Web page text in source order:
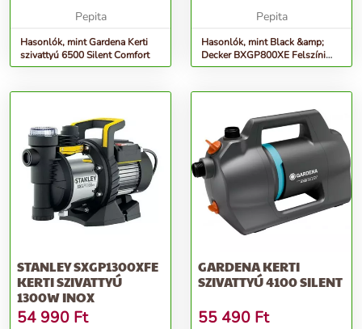
Pepita
Hasonlók, mint Gardena Kerti
szivattyú 6500 Silent Comfort
Pepita
Hasonlók, mint Black &amp;
Decker BXGP800XE Felszíni
szivattyú, 800W, áramlás 35...
STANLEY SXGP1300XFE
KERTI SZIVATTYÚ
1300W INOX
54 990 Ft
GARDENA KERTI
SZIVATTYÚ 4100 SILENT
55 490 Ft